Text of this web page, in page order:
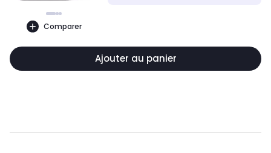
Comparer
Ajouter au panier